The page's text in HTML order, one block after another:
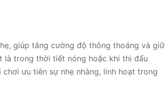
giúp tăng cường độ thông thoáng và giữ
là trong thời tiết nóng hoặc khi thi đấu
ưu tiên sự nhẹ nhàng, linh hoạt trong